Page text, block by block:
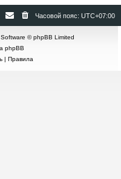
Часовой пояс: UTC+07:00
© phpBB Limited
phpBB
| Правила